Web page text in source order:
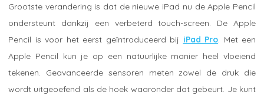
Grootste verandering is dat de nieuwe iPad nu de Apple Pencil
ondersteunt dankzij een verbeterd touch-screen. De Apple
Pencil is voor het eerst geïntroduceerd bij iPad Pro . Met een
Apple Pencil kun je op een natuurlijke manier heel vloeiend
tekenen. Geavanceerde sensoren meten zowel de druk die
wordt uitgeoefend als de hoek waaronder dat gebeurt. Je kunt